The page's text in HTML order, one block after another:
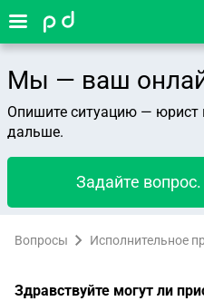
Мы — ваш
Опишите ситуацию — юрист
дальше.
Задайте
Вопросы Исполнительное
Здравствуйте могут ли